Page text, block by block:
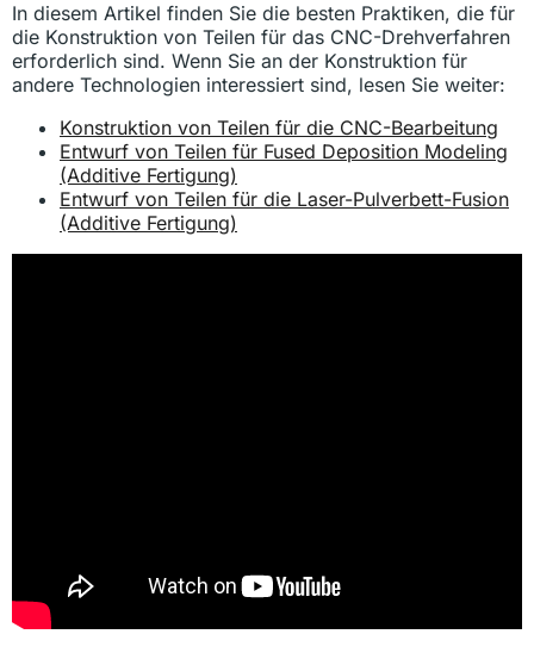
In diesem Artikel finden Sie die besten Praktiken, die für
die Konstruktion von Teilen für das CNC-Drehverfahren
erforderlich sind. Wenn Sie an der Konstruktion für
andere Technologien interessiert sind, lesen Sie weiter:
Konstruktion von Teilen für die CNC-Bearbeitung
Entwurf von Teilen für Fused Deposition Modeling
(Additive Fertigung)
Entwurf von Teilen für die Laser-Pulverbett-Fusion
(Additive Fertigung)